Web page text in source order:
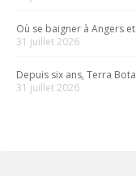
Où se baigner à Angers
31 juillet 2026
Depuis six ans, Terra
31 juillet 2026